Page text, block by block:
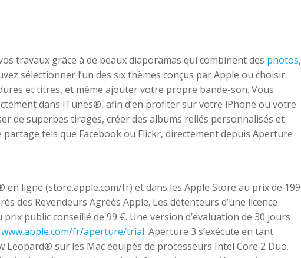
travaux grâce à de beaux diaporamas qui combinent des photos,
sélectionner l’un des six thèmes conçus par Apple ou choisir
et titres, et même ajouter votre propre bande-son. Vous
dans iTunes®, afin d’en profiter sur votre iPhone ou votre
de superbes tirages, créer des albums reliés personnalisés et
tels que Facebook ou Flickr, directement depuis Aperture
ligne (store.apple.com/fr) et dans les Apple Store au prix de 199
des Revendeurs Agréés Apple. Les détenteurs d’une licence
public conseillé de 99 €. Une version d’évaluation de 30 jours
www.apple.com/fr/aperture/trial. Aperture 3 s’exécute en tant
Leopard® sur les Mac équipés de processeurs Intel Core 2 Duo.